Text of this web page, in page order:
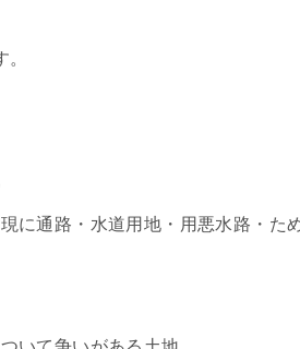
に通路・水道用地・用悪水路・た